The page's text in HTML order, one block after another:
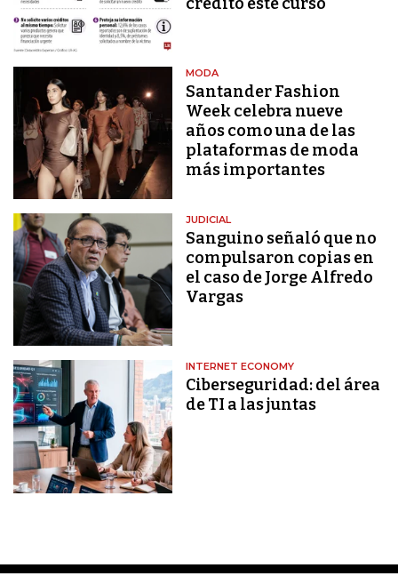
MODA
Santander Fashion
Week celebra nueve
años como una de las
plataformas de moda
más importantes
JUDICIAL
Sanguino señaló que no
compulsaron copias en
el caso de Jorge Alfredo
Vargas
INTERNET ECONOMY
Ciberseguridad: del área
de TI a las juntas